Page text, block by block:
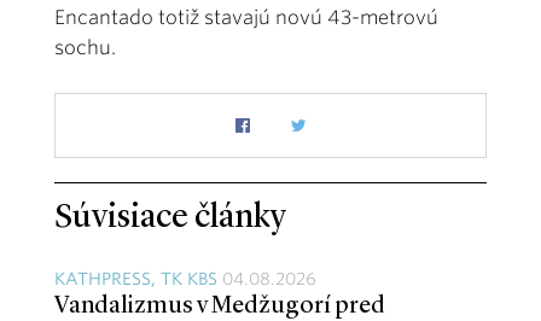
Encantado totiž stavajú novú 43-metrovú
sochu.
Súvisiace články
KATHPRESS, TK KBS 04.08.2026
Vandalizmus v Medžugorí pred